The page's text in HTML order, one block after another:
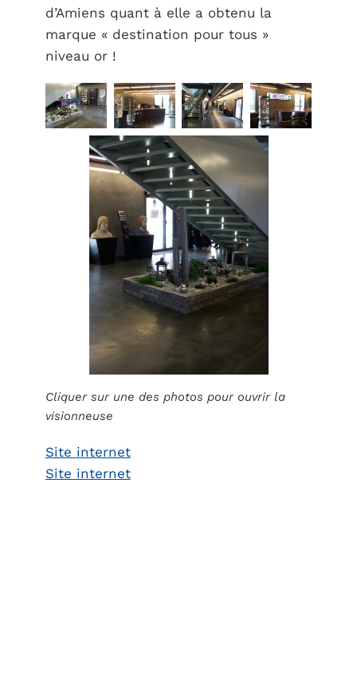
d’Amiens quant à elle a obtenu la
marque « destination pour tous »
niveau or !
Cliquer sur une des photos pour ouvrir la
visionneuse
Site internet
Site internet